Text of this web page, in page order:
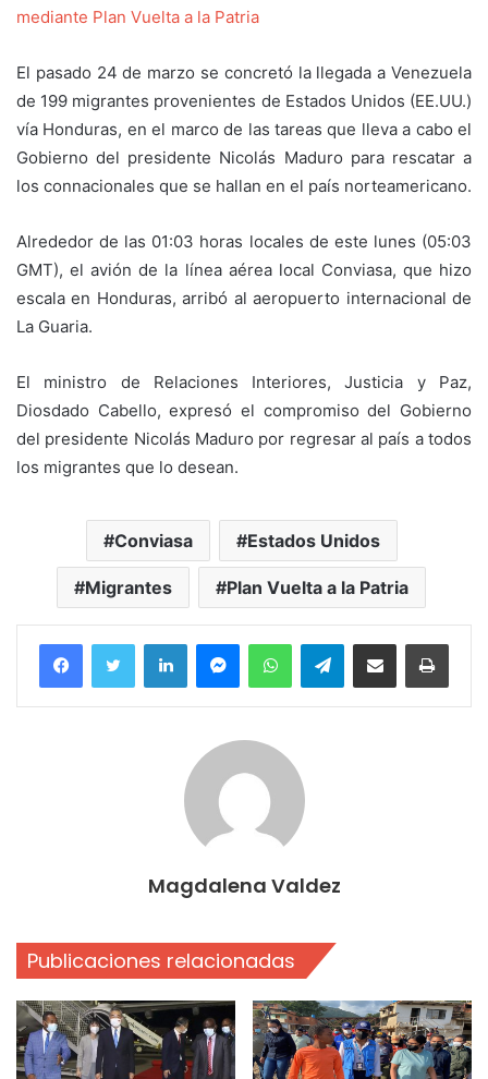
mediante Plan Vuelta a la Patria
El pasado 24 de marzo se concretó la llegada a Venezuela
de 199 migrantes provenientes de Estados Unidos (EE.UU.)
vía Honduras, en el marco de las tareas que lleva a cabo el
Gobierno del presidente Nicolás Maduro para rescatar a
los connacionales que se hallan en el país norteamericano.
Alrededor de las 01:03 horas locales de este lunes (05:03
GMT), el avión de la línea aérea local Conviasa, que hizo
escala en Honduras, arribó al aeropuerto internacional de
La Guaria.
El ministro de Relaciones Interiores, Justicia y Paz,
Diosdado Cabello, expresó el compromiso del Gobierno
del presidente Nicolás Maduro por regresar al país a todos
los migrantes que lo desean.
Conviasa Estados Unidos
Migrantes Plan Vuelta a la Patria
FacebookTwitter LinkedInMessengerWhatsAppTelegramCompartir por correo electrónico
Magdalena Valdez
Publicaciones relacionadas